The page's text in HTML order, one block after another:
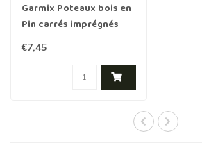
Garmix Poteaux bois en
Pin carrés imprégnés
1500x68x68
€7,45